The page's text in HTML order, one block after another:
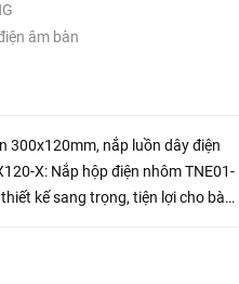
âm bàn
300x120mm, nắp luồn dây điện
X: Nắp hộp điện nhôm TNE01-
kế sang trọng, tiện lợi cho bàn